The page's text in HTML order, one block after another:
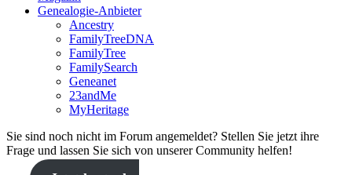
Genealogie-Anbieter
Ancestry
FamilyTreeDNA
FamilyTree
FamilySearch
Geneanet
23andMe
MyHeritage
Sie sind noch nicht im Forum angemeldet? Stellen Sie jetzt ihre
Frage und lassen Sie sich von unserer Community helfen!